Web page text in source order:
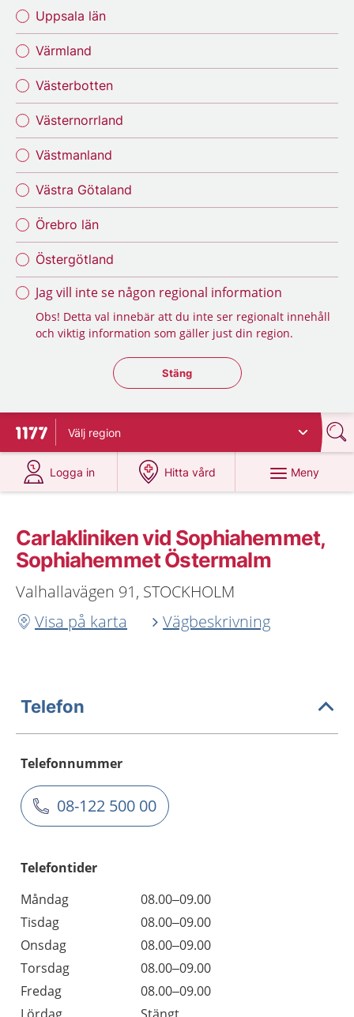
Uppsala län
Värmland
Västerbotten
Västernorrland
Västmanland
Västra Götaland
Örebro län
Östergötland
Jag vill inte se någon regional information
Obs! Detta val innebär att du inte ser regionalt innehåll
och viktig information som gäller just din region.
Stäng regionsväljaren
Stäng
Till startsidan för 1177
Välj region
Logga in
på 1177.se
Hitta vård
på 1177.se
Meny
Carlakliniken vid Sophiahemmet,
Sophiahemmet Östermalm
Valhallavägen 91, STOCKHOLM
Visa på karta
Vägbeskrivning
Telefon
Telefonnummer
08-122 500 00
Telefontider
Måndag
08.00–09.00
Tisdag
08.00–09.00
Onsdag
08.00–09.00
Torsdag
08.00–09.00
Fredag
08.00–09.00